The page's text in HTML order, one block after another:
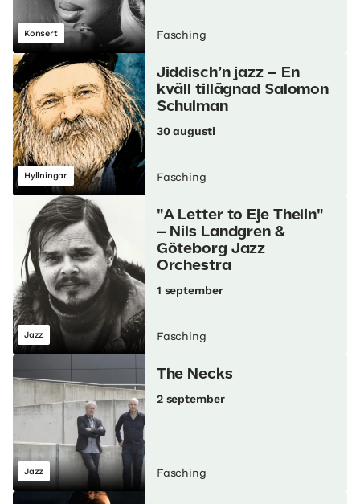
Konsert Fasching
Hyllningar
Jiddisch’n jazz – En
kväll tillägnad Salomon
Schulman
30 augusti
Fasching
Jazz
"A Letter to Eje Thelin"
– Nils Landgren &
Göteborg Jazz
Orchestra
1 september
Fasching
Jazz
The Necks
2 september
Fasching